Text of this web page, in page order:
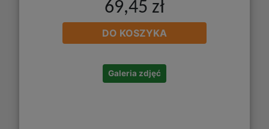
69,45 zł
DO KOSZYKA
Galeria zdjęć